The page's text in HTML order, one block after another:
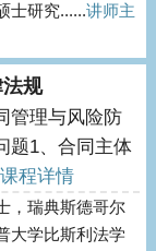
士研究......讲师主
规
管理与风险防
题1、合同主体
课程详情
，瑞典斯德哥尔
大学比斯利法学